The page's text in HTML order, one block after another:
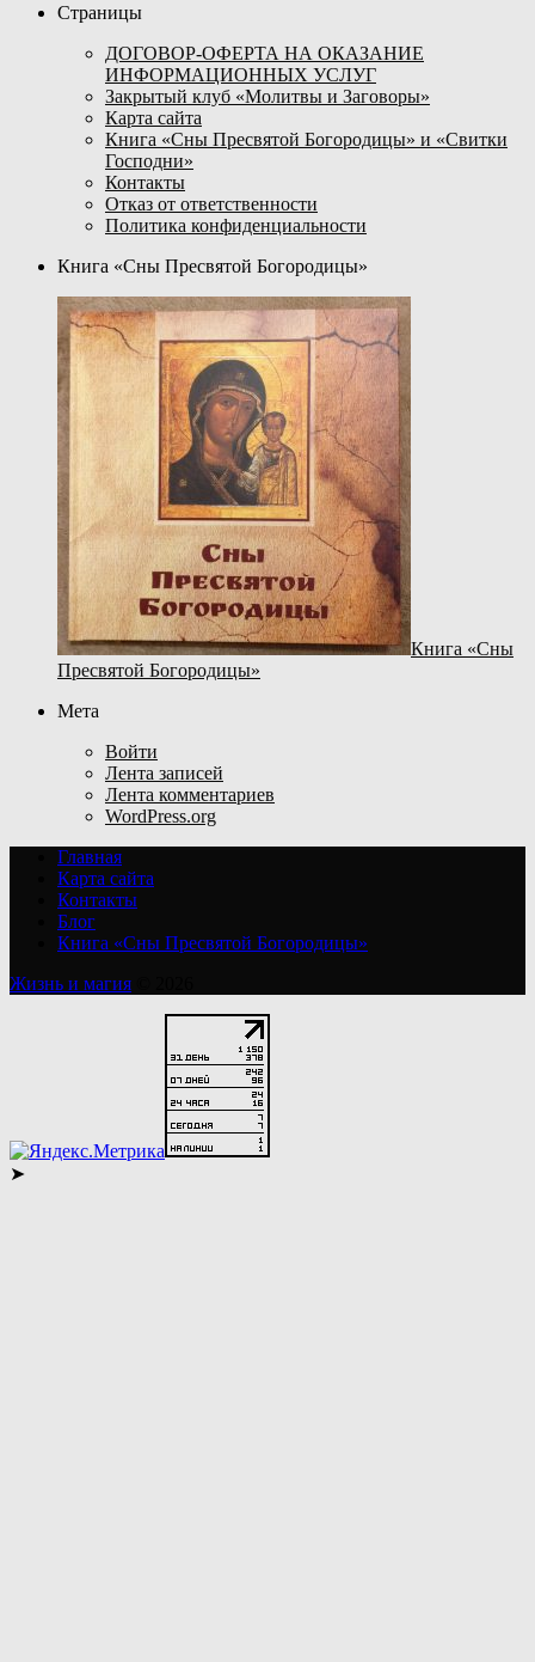
Страницы
ДОГОВОР-ОФЕРТА НА ОКАЗАНИЕ
ИНФОРМАЦИОННЫХ УСЛУГ
Закрытый клуб «Молитвы и Заговоры»
Карта сайта
Книга «Сны Пресвятой Богородицы» и «Свитки
Господни»
Контакты
Отказ от ответственности
Политика конфиденциальности
Книга «Сны Пресвятой Богородицы»
Книга «Сны
Пресвятой Богородицы»
Мета
Войти
Лента записей
Лента комментариев
WordPress.org
Главная
Карта сайта
Контакты
Блог
Книга «Сны Пресвятой Богородицы»
Жизнь и магия
➤